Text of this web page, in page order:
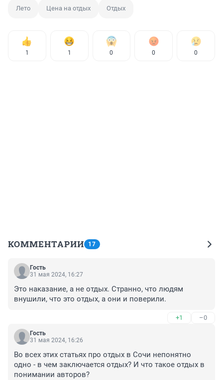
Лето Цена на отдых Отдых
1 1 0 0 0
КОММЕНТАРИИ 17
Гость
31 мая 2024, 16:27
Это наказание, а не отдых. Странно, что людям
внушили, что это отдых, а они и поверили.
+1 –0
Гость
31 мая 2024, 16:26
Во всех этих статьях про отдых в Сочи непонятно
одно - в чем заключается отдых? И что такое отдых в
понимании авторов?